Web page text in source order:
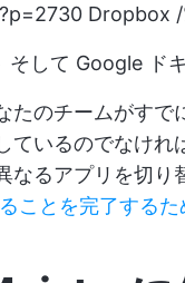
Dropbox
そして Google ド
たのチームがすで
ているのでなけれ
なるアプリを切り
ことを完了するた